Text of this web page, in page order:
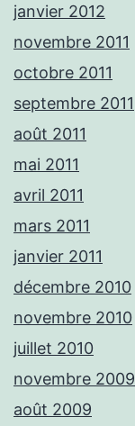
janvier 2012
novembre 2011
octobre 2011
septembre 2011
août 2011
mai 2011
avril 2011
mars 2011
janvier 2011
décembre 2010
novembre 2010
juillet 2010
novembre 2009
août 2009